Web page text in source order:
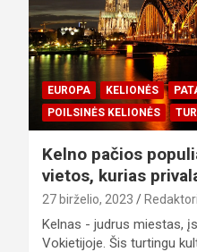
EUROPA KELIONĖS
POILSINĖS KELIONĖS
Kelno pačios
vietos, kurias
27 birželio, 2023
Kelnas - judrus miestas,
Vokietijoje. Šis turtingu